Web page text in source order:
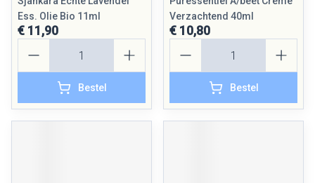
Ess. Olie Bio 11ml
€ 11,90
Bestel
Verzachtend 40ml
€ 10,80
Bestel